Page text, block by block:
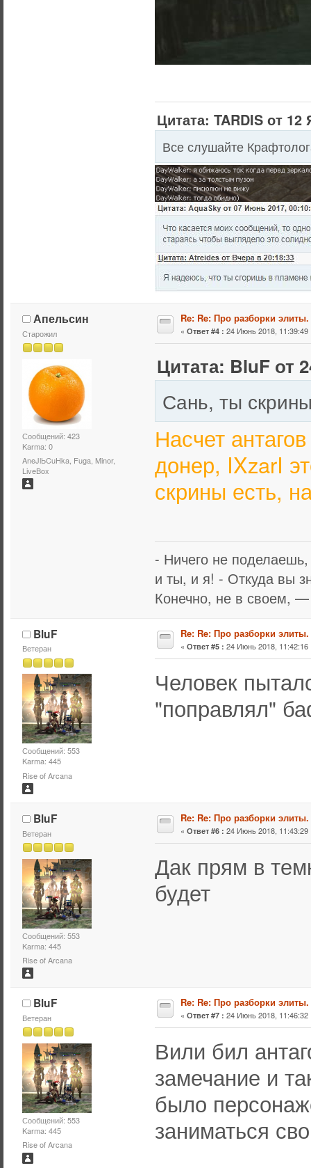
Цитата: TARDIS от
Все слушайте
Апельсин
Старожил
Сообщений: 423
Karma: 0
AneJlЬCuHka, Fuga, Minor,
LiveBox
Re: Re: Про разборки
« Ответ #4 : 24 Июнь 2018, 11:39:49
Цитата: BluF от
Сань, ты
Насчет
донер, IXzarI
скрины есть,
- Ничего не
и ты, и я! - Откуда вы
Конечно, не в своем, —
BluF
Ветеран
Сообщений: 553
Karma: 445
Rise of Arcana
Re: Re: Про разборки
« Ответ #5 : 24 Июнь 2018, 11:42:16
Человек
"поправлял"
BluF
Ветеран
Сообщений: 553
Karma: 445
Rise of Arcana
Re: Re: Про разборки
« Ответ #6 : 24 Июнь 2018, 11:43:29
Дак прям в
будет
BluF
Ветеран
Сообщений: 553
Karma: 445
Rise of Arcana
Re: Re: Про разборки
« Ответ #7 : 24 Июнь 2018, 11:46:32
Вили бил
замечание и
было
заниматься